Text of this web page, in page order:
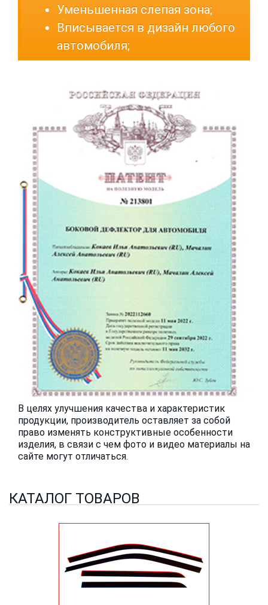
Уменьшенная слепая зона;
Вписывается в дизайн любого
автомобиля;
В целях улучшения качества и характеристик
продукции, производитель оставляет за собой
право изменять конструктивные особенности
изделия, в связи с чем фото и видео материалы на
сайте могут отличаться.
КАТАЛОГ ТОВАРОВ